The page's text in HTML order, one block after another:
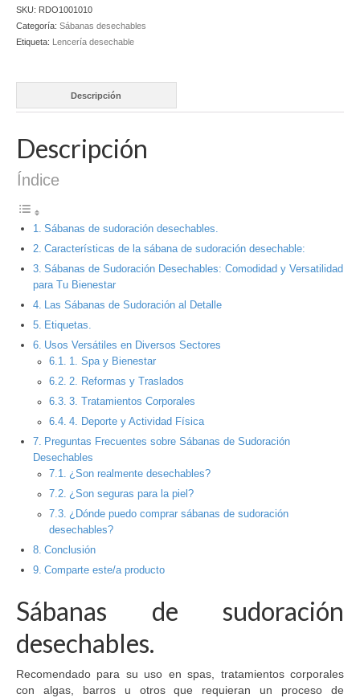
SKU: RDO1001010
Categoría: Sábanas desechables
Etiqueta: Lencería desechable
Descripción
Descripción
Índice
Sábanas de sudoración desechables.
Características de la sábana de sudoración desechable:
Sábanas de Sudoración Desechables: Comodidad y Versatilidad
para Tu Bienestar
Las Sábanas de Sudoración al Detalle
Etiquetas.
Usos Versátiles en Diversos Sectores
1. Spa y Bienestar
2. Reformas y Traslados
3. Tratamientos Corporales
4. Deporte y Actividad Física
Preguntas Frecuentes sobre Sábanas de Sudoración
Desechables
¿Son realmente desechables?
¿Son seguras para la piel?
¿Dónde puedo comprar sábanas de sudoración
desechables?
Conclusión
Comparte este/a producto
Sábanas de sudoración
desechables.
Recomendado para su uso en spas, tratamientos corporales
con algas, barros u otros que requieran un proceso de